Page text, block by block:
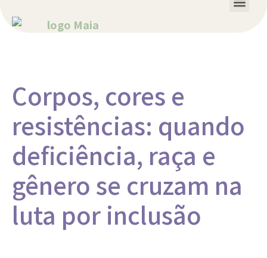
Corpos, cores e
resistências: quando
deficiência, raça e
gênero se cruzam na
luta por inclusão